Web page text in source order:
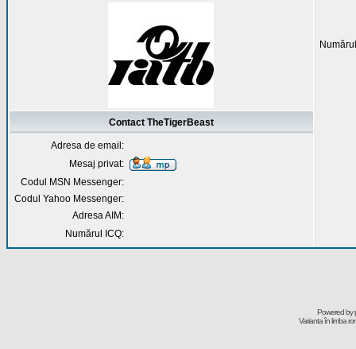
Contact TheTigerBeast
Adresa de email:
Mesaj privat:
Codul MSN Messenger:
Codul Yahoo Messenger:
Adresa AIM:
Numărul ICQ:
Powered by
Varianta în limba